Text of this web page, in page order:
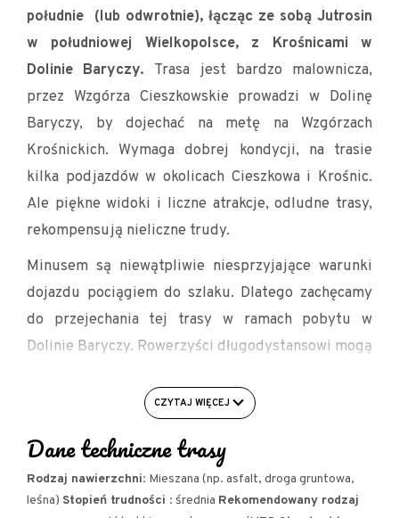
południe (lub odwrotnie), łącząc ze sobą Jutrosin
w południowej Wielkopolsce, z Krośnicami w
Dolinie Baryczy. Trasa jest bardzo malownicza,
przez Wzgórza Cieszkowskie prowadzi w Dolinę
Baryczy, by dojechać na metę na Wzgórzach
Krośnickich. Wymaga dobrej kondycji, na trasie
kilka podjazdów w okolicach Cieszkowa i Krośnic.
Ale piękne widoki i liczne atrakcje, odludne trasy,
rekompensują nieliczne trudy.
Minusem są niewątpliwie niesprzyjające warunki
dojazdu pociągiem do szlaku. Dlatego zachęcamy
do przejechania tej trasy w ramach pobytu w
Dolinie Baryczy. Rowerzyści długodystansowi mogą
Górki czy Krotoszyna i dojazd do szlaku. Jest to
Dolina Granicznego Rowu (zwanego też Śląskim
Rowem), leżąca między Jutrosinem a Cieszkowem,
CZYTAJ WIĘCEJ
Dane techniczne trasy
Rodzaj nawierzchni: Mieszana (np. asfalt, droga gruntowa,
leśna) Stopień trudności : średnia Rekomendowany rodzaj